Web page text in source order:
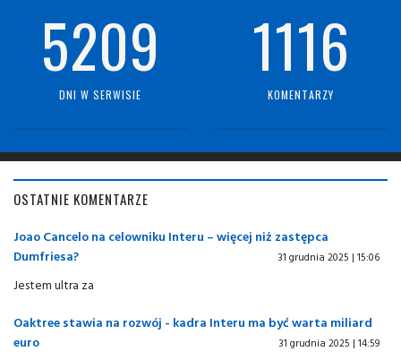
5209
DNI W SERWISIE
1116
KOMENTARZY
OSTATNIE KOMENTARZE
Joao Cancelo na celowniku Interu – więcej niż zastępca
Dumfriesa?
31 grudnia 2025 | 15:06
Jestem ultra za
Oaktree stawia na rozwój - kadra Interu ma być warta miliard
euro
31 grudnia 2025 | 14:59